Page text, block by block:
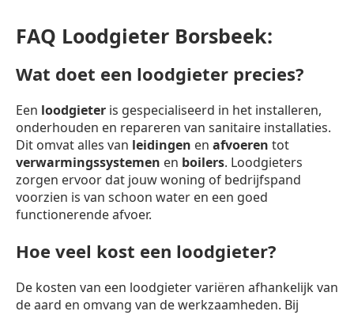
FAQ Loodgieter Borsbeek:
Wat doet een loodgieter precies?
Een loodgieter is gespecialiseerd in het installeren,
onderhouden en repareren van sanitaire installaties.
Dit omvat alles van leidingen en afvoeren tot
verwarmingssystemen en boilers. Loodgieters
zorgen ervoor dat jouw woning of bedrijfspand
voorzien is van schoon water en een goed
functionerende afvoer.
Hoe veel kost een loodgieter?
De kosten van een loodgieter variëren afhankelijk van
de aard en omvang van de werkzaamheden. Bij